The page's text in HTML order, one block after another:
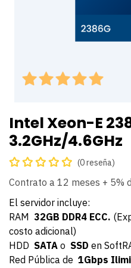
Intel Xeon-E
3.2GHz/4.6GHz
(0 reseña)
Contrato a 12 meses + 5%
El servidor incluye:
RAM 32GB DDR4 ECC.
costo adicional)
HDD SATA o SSD en
Red Pública de 1Gbps